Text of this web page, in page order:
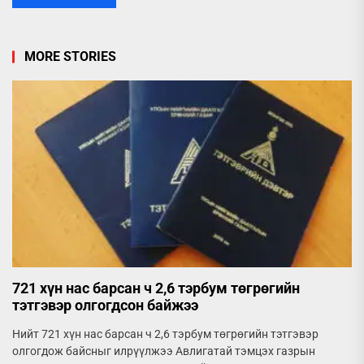
MORE STORIES
721 хүн нас барсан ч 2,6 тэрбум төгрөгийн
тэтгэвэр олгогдсон байжээ
Нийт 721 хүн нас барсан ч 2,6 тэрбум төгрөгийн тэтгэвэр
олгогдож байсныг илрүүлжээ Авлигатай тэмцэх газрын